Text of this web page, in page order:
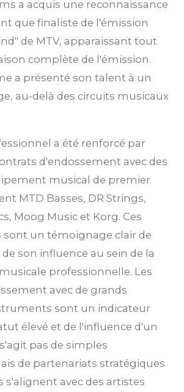
a acquis une reconnaissance
que finaliste de l'émission
de MTV, apparaissant tout
complète de l'émission.
a présenté son talent à un
au-delà des circuits musicaux
a été renforcé par
d'endossement avec des
musical de premier
MTD Basses, DR Strings,
Moog Music et Korg. Ces
sont un témoignage clair de
son influence au sein de la
professionnelle. Les
avec de grands
sont un indicateur
élevé et de l'influence d'un
pas de simples
de partenariats stratégiques
s'alignent avec des artistes